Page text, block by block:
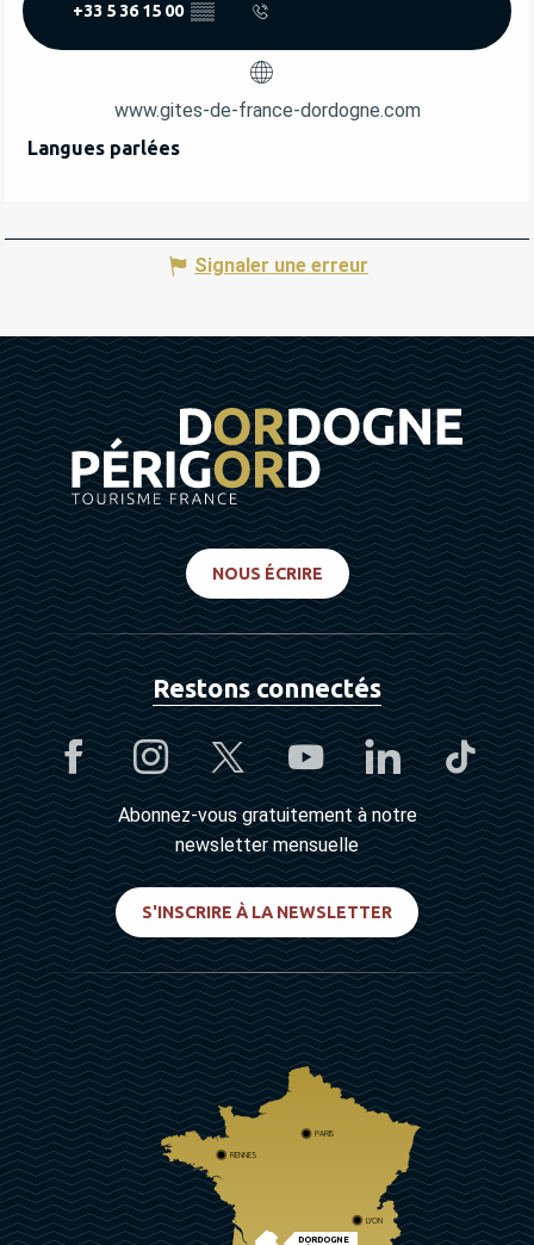
+33 5 36 15 00 ▒▒
www.gites-de-france-dordogne.com
Langues parlées
Langues parlées
Signaler une erreur
NOUS ÉCRIRE
Restons connectés
Abonnez-vous gratuitement à notre
newsletter mensuelle
S'INSCRIRE À LA NEWSLETTER
DORDOGNE
PARIS
RENNES
LYON